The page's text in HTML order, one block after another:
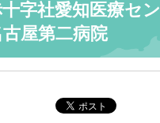
十字社愛知医療セン
屋第二病院